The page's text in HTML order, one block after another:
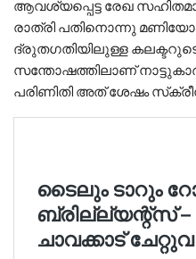
ആവശ്യപ്പെട്ട രേഖ
രാത്രി പതിനൊന്നു
ദ്രുതഗതിയിലുള്ള
സന്തോഷത്തിലാണ്
പരിണിതി അത് ശേഷം